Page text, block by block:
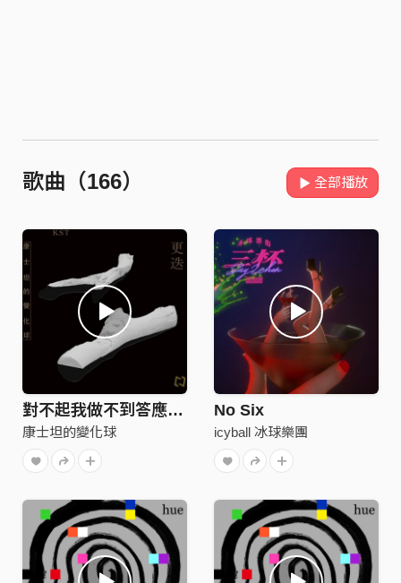
歌曲（166） 全部播放
對不起我做不到答應了你的事 / Hoax
康士坦的變化球
No Six
icyball 冰球樂團